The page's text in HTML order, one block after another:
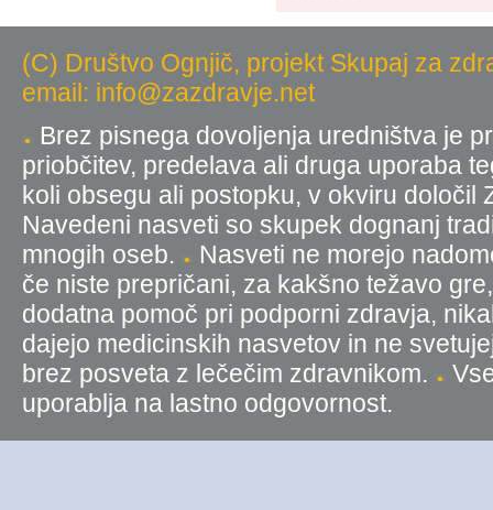
(C) Društvo Ognjič, projekt Skupaj za
email: info@zazdravje.net
Brez pisnega dovoljenja uredništva je
priobčitev, predelava ali druga uporaba
koli obsegu ali postopku, v okviru
Navedeni nasveti so skupek dognanj
mnogih oseb.
Nasveti ne morejo
če niste prepričani, za kakšno težavo
dodatna pomoč pri podporni zdravja,
dajejo medicinskih nasvetov in ne
brez posveta z lečečim zdravnikom.
uporablja na lastno odgovornost.